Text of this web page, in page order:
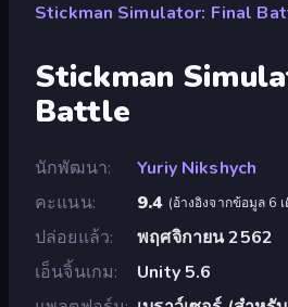
Stickman Simulator: Final
Stickman
Battle
นักพัฒนา
Yuriy Nikshych
คะแนน
9.4 (อ้างอิงจากข้อมูล 6
ปล่อยแล้ว
พฤศจิกายน 2562
เอ็นจิ้นเกม
Unity 5.6